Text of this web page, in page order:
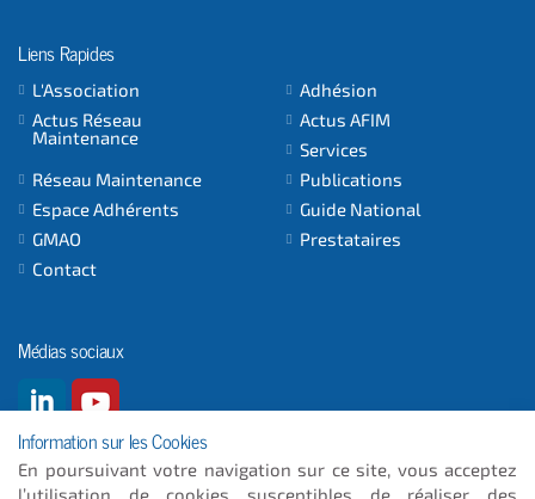
Liens Rapides
L'Association
Adhésion
Actus Réseau
Maintenance
Actus AFIM
Services
Réseau Maintenance
Publications
Espace Adhérents
Guide National
GMAO
Prestataires
Contact
Médias sociaux
Information sur les Cookies
En poursuivant votre navigation sur ce site, vous acceptez
l’utilisation de cookies susceptibles de réaliser des